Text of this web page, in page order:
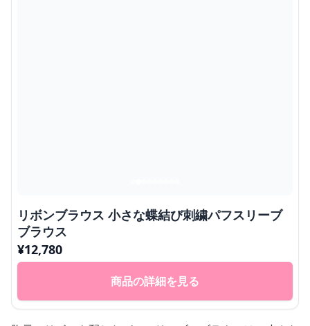
リボンブラウス 小さな蝶結び刺繍パフスリーブ
ブラウス
¥12,780
商品の詳細を見る